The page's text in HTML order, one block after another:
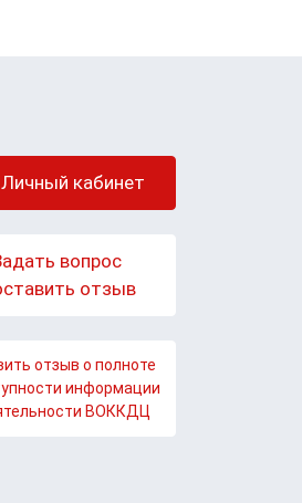
Личный кабинет
вопрос
отзыв
отзыв о полноте
информации
ВОККДЦ